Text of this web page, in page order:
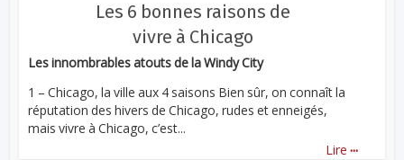
Les 6 bonnes raisons de
vivre à Chicago
Les innombrables atouts de la Windy City
1 – Chicago, la ville aux 4 saisons Bien sûr, on connaît la
réputation des hivers de Chicago, rudes et enneigés,
mais vivre à Chicago, c’est...
Lire ...